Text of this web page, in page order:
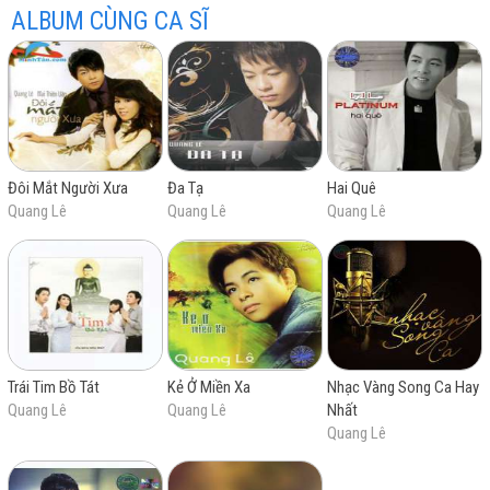
Chúc người đẹp duyên lứa đôi
Và xin đừng nhắc nhở đến tôi .
theo học nhạc từ năm lớp 9 đến năm thứ hai của đại
học khi gia đình chuyển sang sống ở California. Anh
từng đoạt huy chương bạc trong một cuộc thi tài năng
trẻ tổ chức tại California.
ALBUM CÙNG CA SĨ
Đôi Mắt Người Xưa
Quang Lê
Đa Tạ
Quang Lê
Hai Quê
Quang Lê
Trái Tim Bồ Tát
Quang Lê
Kẻ Ở Miền Xa
Quang Lê
Nhạc Vàng Song Ca Hay
Nhất
Quang Lê